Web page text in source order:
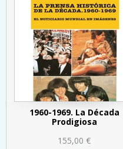
1960-1969. La Década
Prodigiosa
155,00 €